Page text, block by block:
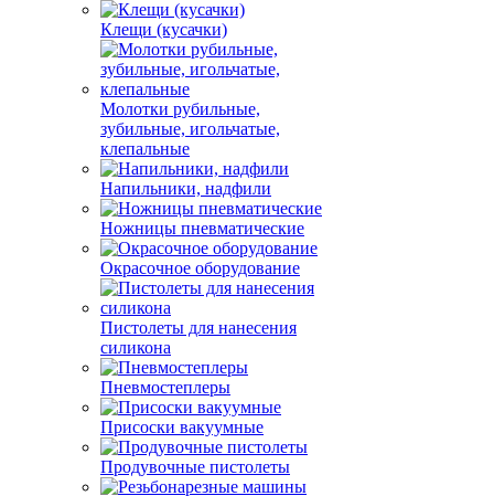
Клещи (кусачки)
Молотки рубильные,
зубильные, игольчатые,
клепальные
Напильники, надфили
Ножницы пневматические
Окрасочное оборудование
Пистолеты для нанесения
силикона
Пневмостеплеры
Присоски вакуумные
Продувочные пистолеты